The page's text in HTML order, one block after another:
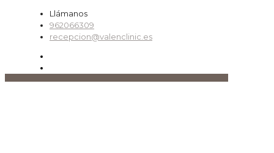
Llámanos
962066309
recepcion@valenclinic.es